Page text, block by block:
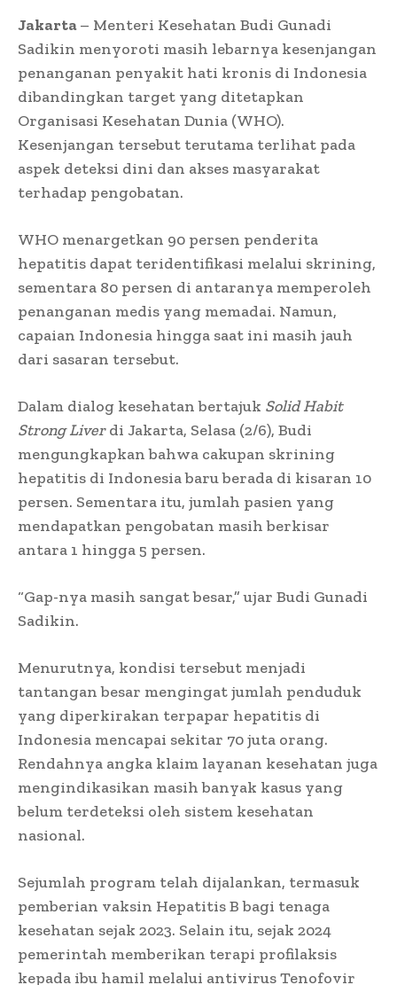
Jakarta– Menteri Kesehatan Budi Gunadi
Sadikin menyoroti masih lebarnya kesenjangan
penanganan penyakit hati kronis di Indonesia
dibandingkan target yang ditetapkan
Organisasi Kesehatan Dunia (WHO).
Kesenjangan tersebut terutama terlihat pada
aspek deteksi dini dan akses masyarakat
terhadap pengobatan.
WHO menargetkan 90 persen penderita
hepatitis dapat teridentifikasi melalui skrining,
sementara 80 persen di antaranya memperoleh
penanganan medis yang memadai. Namun,
capaian Indonesia hingga saat ini masih jauh
dari sasaran tersebut.
Dalam dialog kesehatan bertajuk Solid Habit
Strong Liverdi Jakarta, Selasa (2/6), Budi
mengungkapkan bahwa cakupan skrining
hepatitis di Indonesia baru berada di kisaran 10
persen. Sementara itu, jumlah pasien yang
mendapatkan pengobatan masih berkisar
antara 1 hingga 5 persen.
“Gap-nya masih sangat besar,” ujar Budi Gunadi
Sadikin.
Menurutnya, kondisi tersebut menjadi
tantangan besar mengingat jumlah penduduk
yang diperkirakan terpapar hepatitis di
Indonesia mencapai sekitar 70 juta orang.
Rendahnya angka klaim layanan kesehatan juga
mengindikasikan masih banyak kasus yang
belum terdeteksi oleh sistem kesehatan
nasional.
Sejumlah program telah dijalankan, termasuk
pemberian vaksin Hepatitis B bagi tenaga
kesehatan sejak 2023. Selain itu, sejak 2024
pemerintah memberikan terapi profilaksis
kepada ibu hamil melalui antivirus Tenofovir